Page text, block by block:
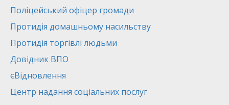
Поліцейський офіцер громади
Протидія домашньому насильству
Протидія торгівлі людьми
Довідник ВПО
єВідновлення
Центр надання соціальних послуг